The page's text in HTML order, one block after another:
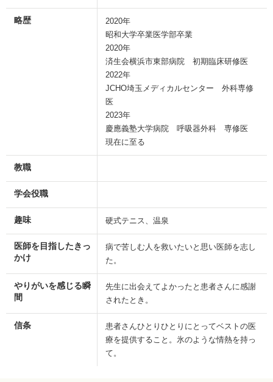
略歴
2020年
昭和大学卒業医学部卒業
2020年
済生会横浜市東部病院 初期臨床研修医
2022年
JCHO埼玉メディカルセンター 外科専修
医
2023年
慶應義塾大学病院 呼吸器外科 専修医
現在に至る
教職
学会役職
趣味 硬式テニス、温泉
医師を目指したきっ
かけ
病で苦しむ人を救いたいと思い医師を志し
た。
やりがいを感じる瞬
間
先生に出会えてよかったと患者さんに感謝
されたとき。
信条
患者さんひとりひとりにとってベストの医
療を提供すること。氷のような情熱を持っ
て。